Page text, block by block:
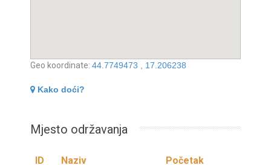
Geo koordinate: 44.7749473 , 17.206238
Kako doći?
Mjesto održavanja
ID Naziv Početak